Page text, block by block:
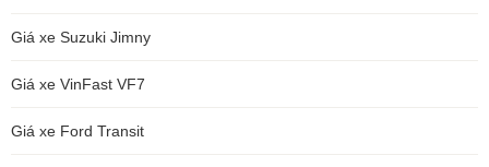
Giá xe Suzuki Jimny
Giá xe VinFast VF7
Giá xe Ford Transit